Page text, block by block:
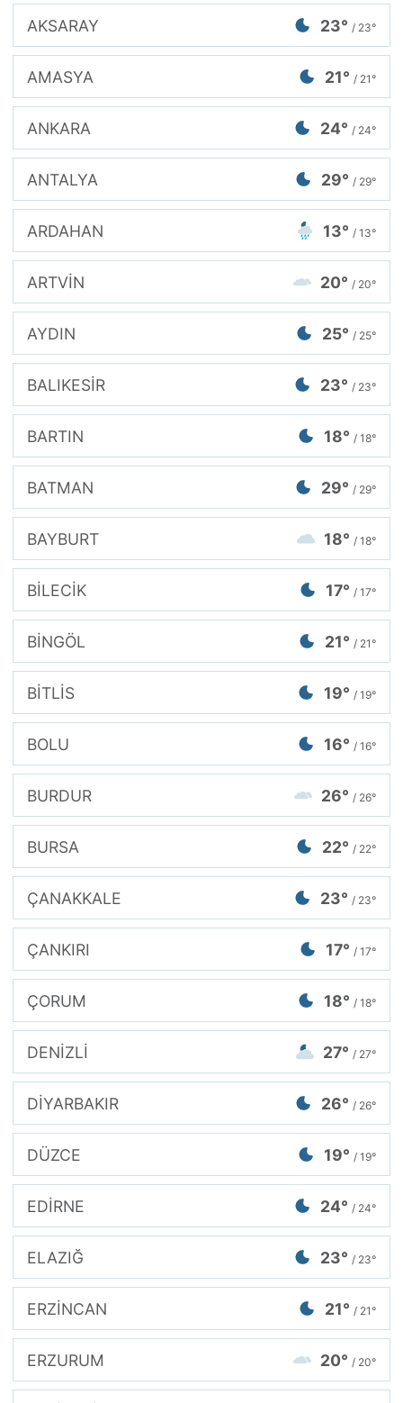
AKSARAY 23° / 23°
AMASYA 21° / 21°
ANKARA 24° / 24°
ANTALYA 29° / 29°
ARDAHAN 13° / 13°
ARTVİN 20° / 20°
AYDIN 25° / 25°
BALIKESİR 23° / 23°
BARTIN 18° / 18°
BATMAN 29° / 29°
BAYBURT 18° / 18°
BİLECİK 17° / 17°
BİNGÖL 21° / 21°
BİTLİS 19° / 19°
BOLU 16° / 16°
BURDUR 26° / 26°
BURSA 22° / 22°
ÇANAKKALE 23° / 23°
ÇANKIRI 17° / 17°
ÇORUM 18° / 18°
DENİZLİ 27° / 27°
DİYARBAKIR 26° / 26°
DÜZCE 19° / 19°
EDİRNE 24° / 24°
ELAZIĞ 23° / 23°
ERZİNCAN 21° / 21°
ERZURUM 20° / 20°